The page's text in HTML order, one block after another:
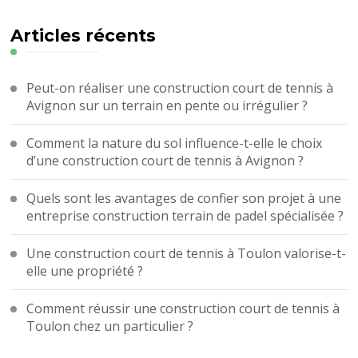
?
Articles récents
Peut-on réaliser une construction court de tennis à
Avignon sur un terrain en pente ou irrégulier ?
Comment la nature du sol influence-t-elle le choix
d’une construction court de tennis à Avignon ?
Quels sont les avantages de confier son projet à une
entreprise construction terrain de padel spécialisée ?
Une construction court de tennis à Toulon valorise-t-
elle une propriété ?
Comment réussir une construction court de tennis à
Toulon chez un particulier ?